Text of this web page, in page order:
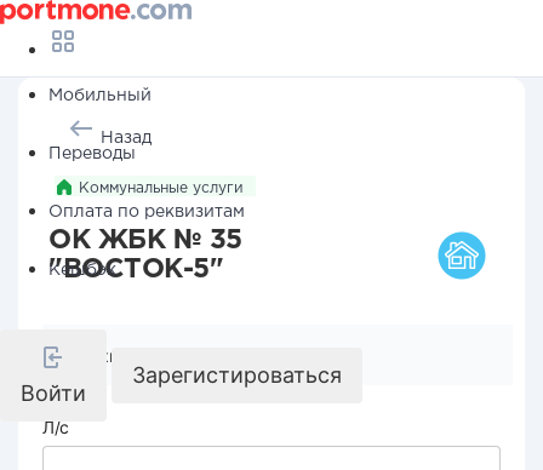
Мобильный
Переводы
Оплата по реквизитам
Кешбэк
Войти
Зарегистироваться
Назад
Коммунальные услуги
ОК ЖБК № 35
"ВОСТОК-5"
Реквизиты компании
Л/с